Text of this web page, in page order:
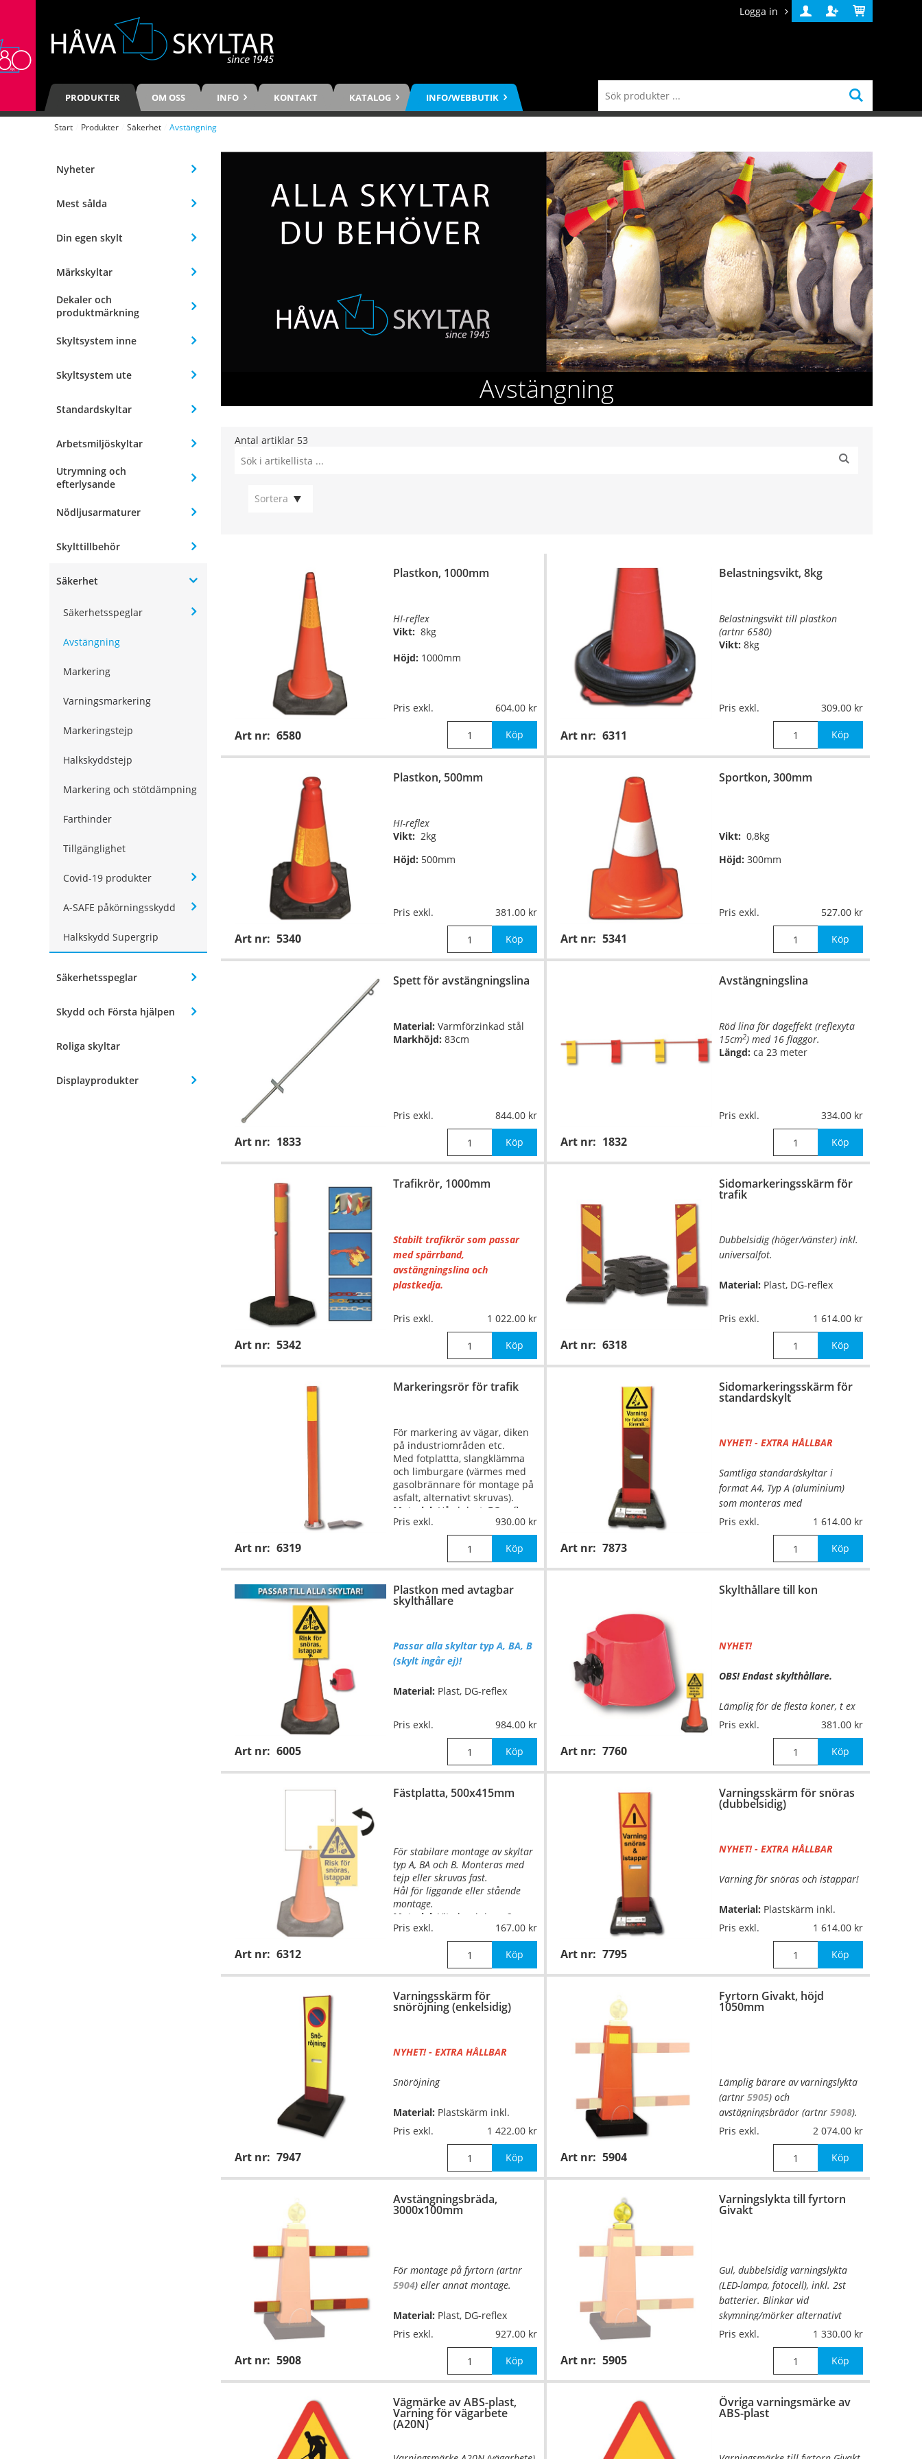
Logga in
Logga
in
Skapa
konto
Varukorg
PRODUKTER OM OSS INFO KONTAKT KATALOG INFO/WEBBUTIK
Start Produkter Säkerhet Avstängning
Nyheter
Mest sålda
Din egen skylt
Märkskyltar
Dekaler och
produktmärkning
Skyltsystem inne
Skyltsystem ute
Standardskyltar
Arbetsmiljöskyltar
Utrymning och
efterlysande
Nödljusarmaturer
Skylttillbehör
Säkerhet
Säkerhetsspeglar
Avstängning
Markering
Varningsmarkering
Markeringstejp
Halkskyddstejp
Markering och stötdämpning
Farthinder
Tillgänglighet
Covid-19 produkter
A-SAFE påkörningsskydd
Halkskydd Supergrip
Säkerhetsspeglar
Skydd och Första hjälpen
Roliga skyltar
Displayprodukter
Avstängning
Antal artiklar 53
Sortera
Plastkon, 1000mm
Art nr: 6580
HI-reflex
Vikt: 8kg
Höjd: 1000mm
Pris exkl. 604.00
Köp
Belastningsvikt, 8kg
Art nr: 6311
Belastningsvikt till plastkon
(artnr 6580)
Vikt: 8kg
Pris exkl. 309.00
Köp
Plastkon, 500mm
Art nr: 5340
HI-reflex
Vikt: 2kg
Höjd: 500mm
Pris exkl. 381.00
Köp
Sportkon, 300mm
Art nr: 5341
Vikt: 0,8kg
Höjd: 300mm
Pris exkl. 527.00
Köp
Spett för avstängningslina
Art nr: 1833
Material: Varmförzinkad stål
Markhöjd: 83cm
Pris exkl. 844.00
Köp
Avstängningslina
Art nr: 1832
Röd lina för dageffekt (reflexyta
15cm2) med 16 flaggor.
Längd: ca 23 meter
Pris exkl. 334.00
Köp
Trafikrör, 1000mm
Art nr: 5342
Stabilt trafikrör som passar
med spärrband,
avstängningslina och
plastkedja.
Material: Plast, HI-reflex
Pris exkl. 1 022.00
Köp
Sidomarkeringsskärm för
trafik
Art nr: 6318
Dubbelsidig (höger/vänster) inkl.
universalfot.
Material: Plast, DG-reflex
Mått:Höjd 1000mm (inkl. fot)
Pris exkl. 1 614.00
Köp
Markeringsrör för trafik
Art nr: 6319
För markering av vägar, diken
på industriområden etc.
Med fotplattta, slangklämma
och limburgare (värmes med
gasolbrännare för montage på
asfalt, alternativt skruvas).
Material: Hårdplast, EG-refle
Pris exkl.
930.00
Köp
Sidomarkeringsskärm för
standardskylt
Art nr: 7873
NYHET! - EXTRA HÅLLBAR
Samtliga standardskyltar i
format A4, Typ A (aluminium)
som monteras med
dubbelhäftande tejp (t ex artnr
6195, ingår ej) eller Typ F
(självhäftande dekal). Alla övriga
…
Pris exkl. 1 614.00
Köp
Plastkon med avtagbar
skylthållare
Art nr: 6005
Passar alla skyltar typ A, BA, B
(skylt ingår ej)!
Material: Plast, DG-reflex
Höjd:1000mm
Pris exkl. 984.00
Köp
Skylthållare till kon
Art nr: 7760
NYHET!
OBS! Endast skylthållare.
Lämplig för de flesta koner, t ex
kon 6580
vid montering av typ A-
eller BA-skyltar.
Innerdiameter uppe
Pris exkl. 381.00
Köp
Fästplatta, 500x415mm
Art nr: 6312
För stabilare montage av skyltar
typ A, BA och B. Monteras med
tejp eller skruvas fast.
Hål för liggande eller stående
montage.
Material: Vit aluminium, 2mm
…
Pris exkl. 167.00
Köp
Varningsskärm för snöras
(dubbelsidig)
Art nr: 7795
NYHET! - EXTRA HÅLLBAR
Varning för snöras och istappar!
Material: Plastskärm inkl.
gummifot,
EGP-reflex
skärm 1000x225mm, fot
400x600x100mm
Vikt:17kg
Pris exkl. 1 614.00
Köp
Varningsskärm för
snöröjning (enkelsidig)
Art nr: 7947
NYHET! - EXTRA HÅLLBAR
Snöröjning
Material: Plastskärm inkl.
gummifot,
EGP-reflex
skärm 1000x225mm, fot
400x600x100mm
Vikt:17kg
Pris exkl. 1 422.00
Köp
Fyrtorn Givakt, höjd
1050mm
Art nr: 5904
Lämplig bärare av varningslykta
(artnr 5905) och
avstägningsbrädor (artnr 5908).
Inkl. reflex och fotplatta (15kg).
Pris exkl. 2 074.00
Köp
Avstängningsbräda,
3000x100mm
Art nr: 5908
För montage på fyrtorn (artnr
5904) eller annat montage.
Material: Plast, DG-reflex
3000x100mm
Pris exkl. 927.00
Köp
Varningslykta till fyrtorn
Givakt
Art nr: 5905
Gul, dubbelsidig varningslykta
(LED-lampa, fotocell), inkl. 2st
batterier. Blinkar vid
skymning/mörker alternativt
omställbar till att blinka hela
Pris exkl. 1 330.00
Köp
Vägmärke av ABS-plast,
Varning för vägarbete
(A20N)
Övriga varningsmärke av
ABS-plast